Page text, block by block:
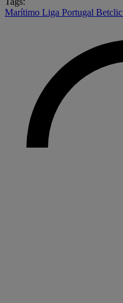
Marítimo Liga Portugal Betclic